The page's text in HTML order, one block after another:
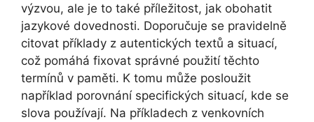
výzvou, ale je to také příležitost, jak obohatit
jazykové dovednosti. Doporučuje se pravidelně
citovat příklady z autentických textů a situací,
což pomáhá fixovat správné použití těchto
termínů v paměti. K tomu může posloužit
například porovnání specifických situací, kde se
slova používají. Na příkladech z venkovních